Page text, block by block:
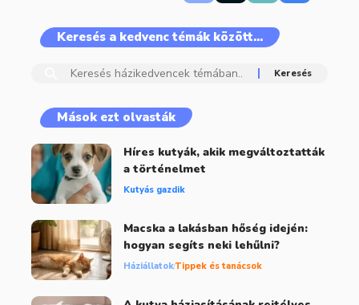
Keresés a kedvenc témák között…
Mások ezt olvasták
Híres kutyák, akik megváltoztatták
a történelmet
Kutyás gazdik
Macska a lakásban hőség idején:
hogyan segíts neki lehűlni?
HáziállatokTippek és tanácsok